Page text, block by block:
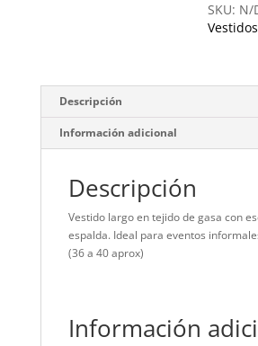
SKU: N/
Vestidos
Descripción
Información adicional
Descripción
Vestido largo en tejido de gasa con
espalda. Ideal para eventos
(36 a 40 aprox)
Información